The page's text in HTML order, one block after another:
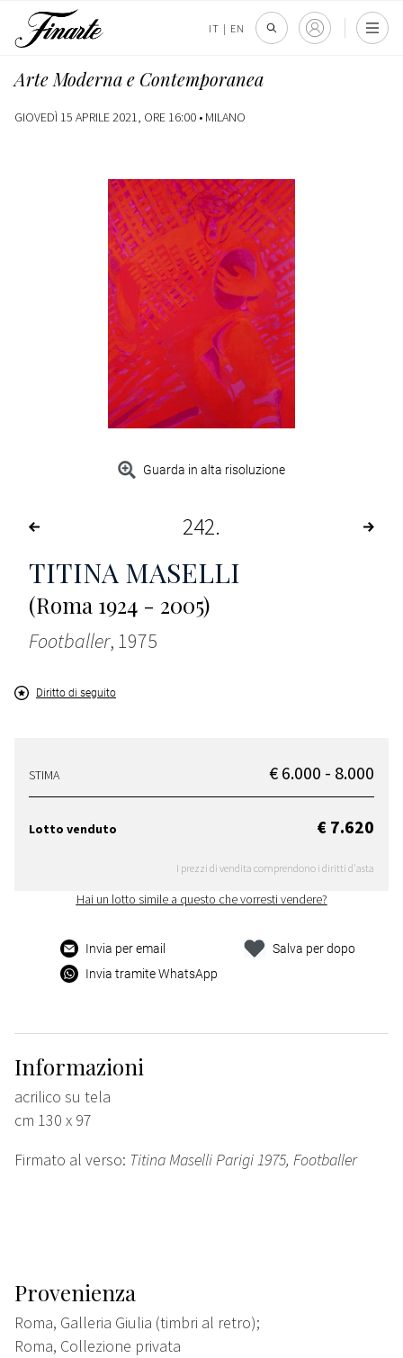
IT | EN
Arte Moderna e Contemporanea
GIOVEDÌ 15 APRILE 2021, ORE 16:00 • MILANO
Guarda in alta risoluzione
242
TITINA MASELLI
(Roma 1924 - 2005)
Footballer, 1975
Diritto di seguito
STIMA € 6.000 - 8.000
Lotto venduto € 7.620
I prezzi di vendita comprendono i diritti d'asta
Hai un lotto simile a questo che vorresti vendere?
Invia per email
Invia tramite WhatsApp
Salva per dopo
Informazioni
acrilico su tela
cm 130 x 97
Firmato al verso: Titina Maselli Parigi 1975, Footballer
Provenienza
Roma, Galleria Giulia (timbri al retro);
Roma, Collezione privata